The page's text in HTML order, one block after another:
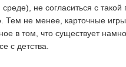
среде), не согласиться с
Тем не менее, карточные
в том, что существует
с детства.